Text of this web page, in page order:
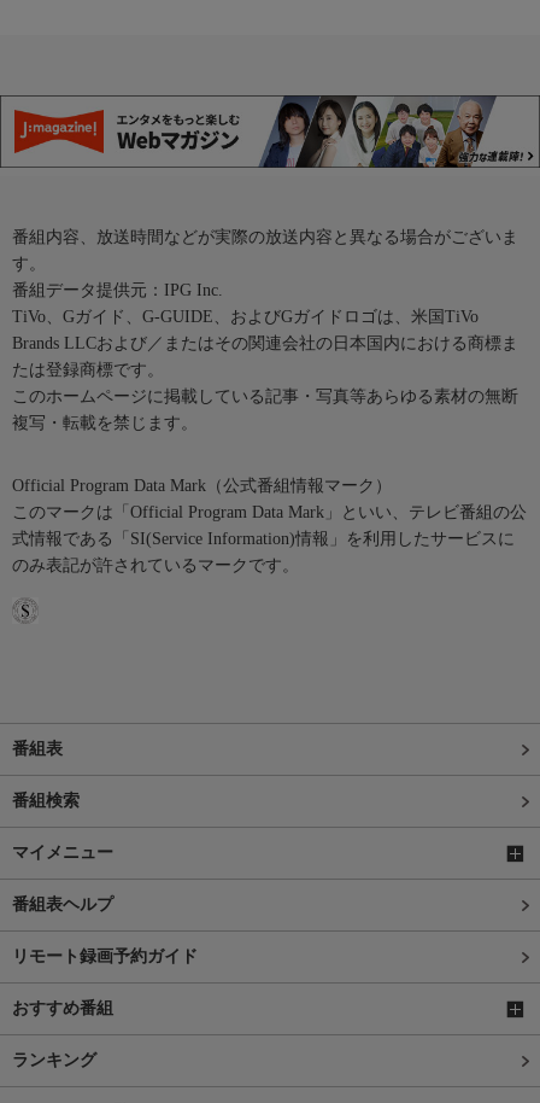
番組内容、放送時間などが実際の放送内容と異なる場合がございま
す。
番組データ提供元：IPG Inc.
TiVo、Gガイド、G-GUIDE、およびGガイドロゴは、米国TiVo
Brands LLCおよび／またはその関連会社の日本国内における商標ま
たは登録商標です。
このホームページに掲載している記事・写真等あらゆる素材の無断
複写・転載を禁じます。
Official Program Data Mark（公式番組情報マーク）
このマークは「Official Program Data Mark」といい、テレビ番組の公
式情報である「SI(Service Information)情報」を利用したサービスに
のみ表記が許されているマークです。
番組表
番組検索
マイメニュー
番組表ヘルプ
リモート録画予約ガイド
おすすめ番組
ランキング